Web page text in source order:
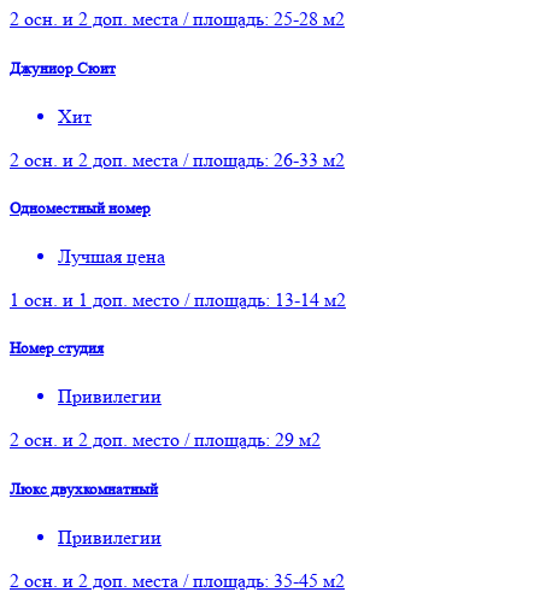
2 осн. и 2 доп. места / площадь: 25-28 м2
Джуниор Сюит
Хит
2 осн. и 2 доп. места / площадь: 26-33 м2
Одноместный номер
Лучшая цена
1 осн. и 1 доп. место / площадь: 13-14 м2
Номер студия
Привилегии
2 осн. и 2 доп. место / площадь: 29 м2
Люкс двухкомнатный
Привилегии
2 осн. и 2 доп. места / площадь: 35-45 м2